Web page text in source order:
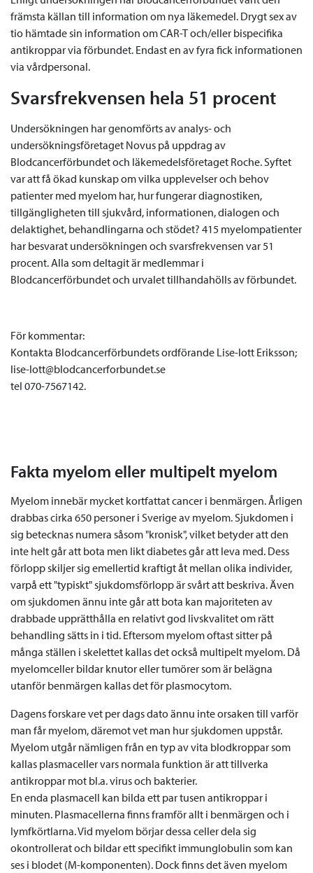
främsta källan till information om nya läkemedel. Drygt sex av
tio hämtade sin information om CAR-T och/eller bispecifika
antikroppar via förbundet. Endast en av fyra fick informationen
via vårdpersonal.
Svarsfrekvensen hela 51 procent
Undersökningen har genomförts av analys- och
undersökningsföretaget Novus på uppdrag av
Blodcancerförbundet och läkemedelsföretaget Roche. Syftet
var att få ökad kunskap om vilka upplevelser och behov
patienter med myelom har, hur fungerar diagnostiken,
tillgängligheten till sjukvård, informationen, dialogen och
delaktighet, behandlingarna och stödet? 415 myelompatienter
har besvarat undersökningen och svarsfrekvensen var 51
procent. Alla som deltagit är medlemmar i
Blodcancerförbundet och urvalet tillhandahölls av förbundet.
För kommentar:
Kontakta Blodcancerförbundets ordförande Lise-lott Eriksson;
lise-lott@blodcancerforbundet.se
tel 070-7567142.
Fakta myelom eller multipelt myelom
Myelom innebär mycket kortfattat cancer i benmärgen. Årligen
drabbas cirka 650 personer i Sverige av myelom. Sjukdomen i
sig betecknas numera såsom "kronisk", vilket betyder att den
inte helt går att bota men likt diabetes går att leva med. Dess
förlopp skiljer sig emellertid kraftigt åt mellan olika individer,
varpå ett "typiskt" sjukdomsförlopp är svårt att beskriva. Även
om sjukdomen ännu inte går att bota kan majoriteten av
drabbade upprätthålla en relativt god livskvalitet om rätt
behandling sätts in i tid. Eftersom myelom oftast sitter på
många ställen i skelettet kallas det också multipelt myelom. Då
myelomceller bildar knutor eller tumörer som är belägna
utanför benmärgen kallas det för plasmocytom.
Dagens forskare vet per dags dato ännu inte orsaken till varför
man får myelom, däremot vet man hur sjukdomen uppstår.
Myelom utgår nämligen från en typ av vita blodkroppar som
kallas plasmaceller vars normala funktion är att tillverka
antikroppar mot bl.a. virus och bakterier.
En enda plasmacell kan bilda ett par tusen antikroppar i
minuten. Plasmacellerna finns framför allt i benmärgen och i
lymfkörtlarna. Vid myelom börjar dessa celler dela sig
okontrollerat och bildar ett specifikt immunglobulin som kan
ses i blodet (M-komponenten). Dock finns det även myelom